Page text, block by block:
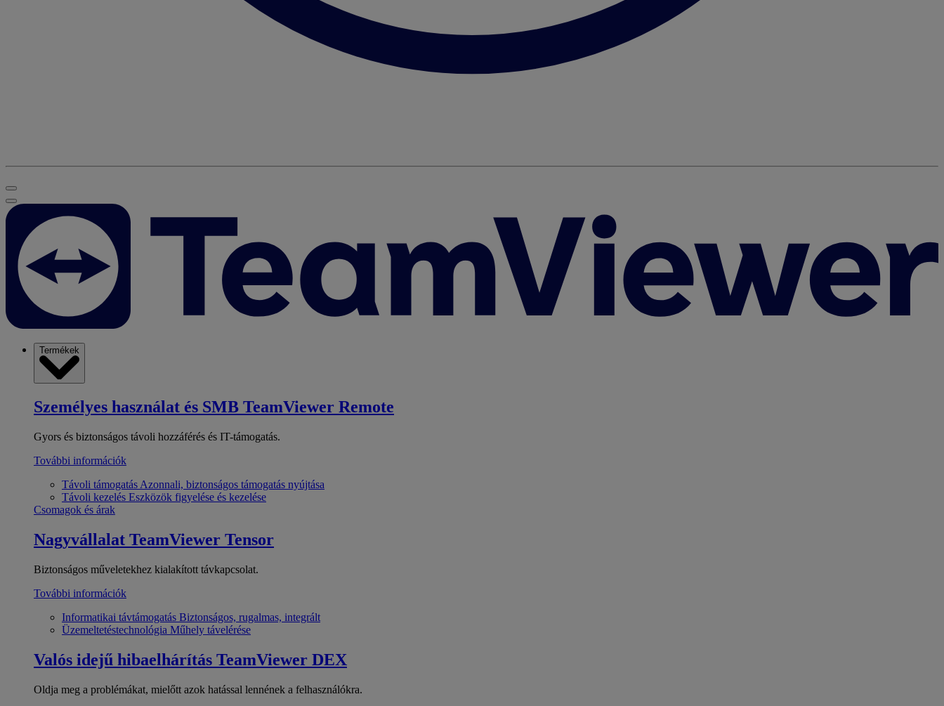
Termékek
Személyes használat és SMB TeamViewer Remote
Gyors és biztonságos távoli hozzáférés és IT-támogatás.
További információk
Távoli támogatás Azonnali, biztonságos támogatás nyújtása
Távoli kezelés Eszközök figyelése és kezelése
Csomagok és árak
Nagyvállalat TeamViewer Tensor
Biztonságos műveletekhez kialakított távkapcsolat.
További információk
Informatikai távtámogatás Biztonságos, rugalmas, integrált
Üzemeltetéstechnológia Műhely távelérése
Valós idejű hibaelhárítás TeamViewer DEX
Oldja meg a problémákat, mielőtt azok hatással lennének a felhasználókra.